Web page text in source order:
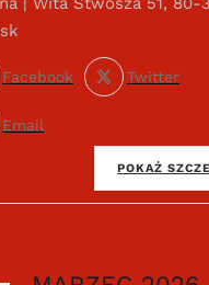
Facebook Twitter
Email
POKAŻ